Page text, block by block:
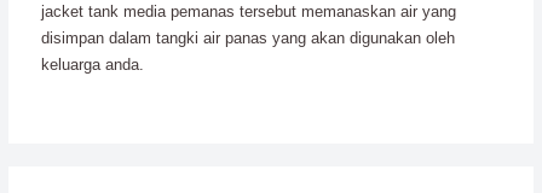
jacket tank media pemanas tersebut memanaskan air yang
disimpan dalam tangki air panas yang akan digunakan oleh
keluarga anda.